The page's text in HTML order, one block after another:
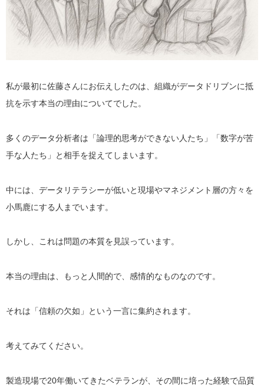
私が最初に佐藤さんにお伝えしたのは、組織がデータドリブンに抵
抗を示す本当の理由についてでした。
多くのデータ分析者は「論理的思考ができない人たち」「数字が苦
手な人たち」と相手を捉えてしまいます。
中には、データリテラシーが低いと現場やマネジメント層の方々を
小馬鹿にする人までいます。
しかし、これは問題の本質を見誤っています。
本当の理由は、もっと人間的で、感情的なものなのです。
それは「信頼の欠如」という一言に集約されます。
考えてみてください。
製造現場で20年働いてきたベテランが、その間に培った経験で品質